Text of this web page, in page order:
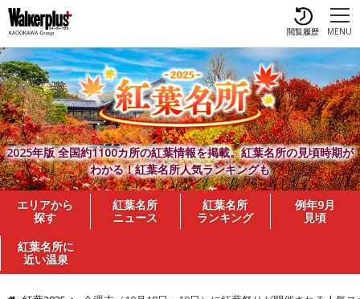
MENU
閲覧履歴
2025年版 全国約1100カ所の紅葉情報を掲載。紅葉名所の見頃時期が
わかる！紅葉名所人気ランキングも
エリアから
探す
紅葉名所
ニュース
紅葉名所
ランキング
例年9月
見頃
紅葉名所に
近い温泉